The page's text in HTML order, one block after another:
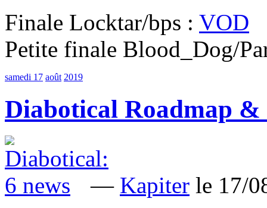
Finale Locktar/bps : VOD
Petite finale Blood_Dog/
samedi 17 août 2019
Diabotical Roadmap
— Kapiter le 17/